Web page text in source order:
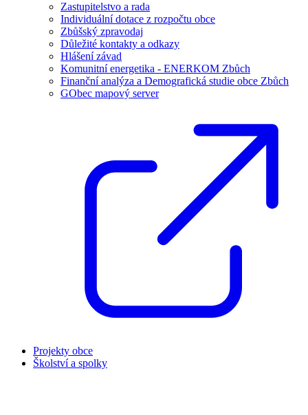
Zastupitelstvo a rada
Individuální dotace z rozpočtu obce
Zbůšský zpravodaj
Důležité kontakty a odkazy
Hlášení závad
Komunitní energetika - ENERKOM Zbůch
Finanční analýza a Demografická studie obce Zbůch
GObec mapový server
Projekty obce
Školství a spolky